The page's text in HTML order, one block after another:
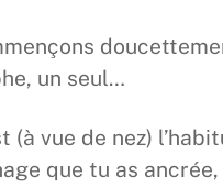
un seul…
(à vue de nez)
que tu as